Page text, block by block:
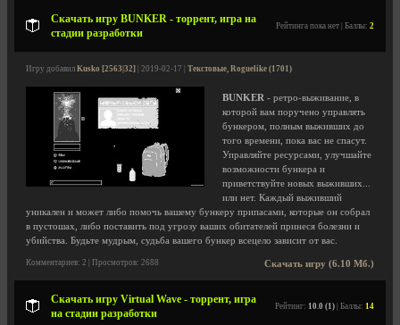
Скачать игру BUNKER - торрент, игра на
стадии разработки
Рейтинга пока нет | Баллы: 2
Игру добавил Kusko [2563|32] | 2019-02-17 | Текстовые, Roguelike (1701)
BUNKER - ретро-выживание, в
которой вам поручено управлять
бункером, полным выживших до
того времени, пока вас не спасут.
Управляйте ресурсами, улучшайте
возможности бункера и
приветствуйте новых выживших...
или нет. Каждый выживший
уникален и может либо помочь вашему бункеру припасами, которые он собрал
в пустошах, либо поставить под угрозу ваших обитателей принеся болезни и
убийства. Будьте мудрым, судьба вашего бункер всецело зависит от вас.
Скачать игру (6.10 Мб.)
Комментариев: 2 | Просмотров: 2688
Скачать игру Virtual Wave - торрент, игра
на стадии разработки
Рейтинг: 10.0 (1) | Баллы: 14